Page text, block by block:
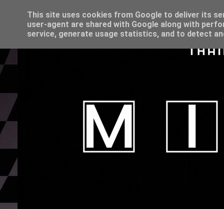
This site uses cookies from Google to deliver its
user-agent are shared with Google along with
service, generate usage statistics, and to detect